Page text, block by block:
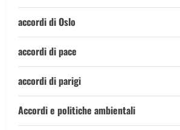
accordi di Oslo
accordi di pace
accordi di parigi
Accordi e politiche ambientali